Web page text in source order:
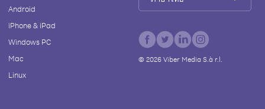
Android
iPhone & iPad
Windows PC
Mac
Linux
© 2026Viber Media S.à r.l.